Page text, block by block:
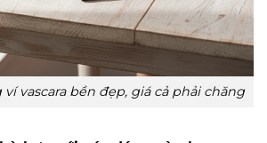
vascara bền đẹp, giá cả phải chăng